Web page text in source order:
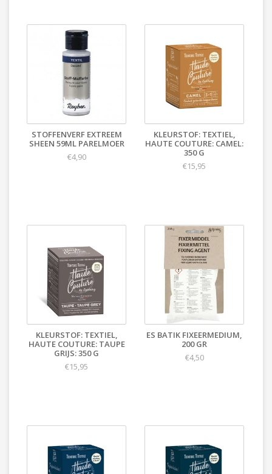
STOFFENVERF EXTREEM
SHEEN 59ML PARELMOER
€4,90
KLEURSTOF: TEXTIEL,
HAUTE COUTURE: CAMEL:
350 G
€15,95
KLEURSTOF: TEXTIEL,
HAUTE COUTURE: TAUPE
GRIJS: 350 G
€15,95
ES BATIK FIXEERMEDIUM,
200 GR
€4,50